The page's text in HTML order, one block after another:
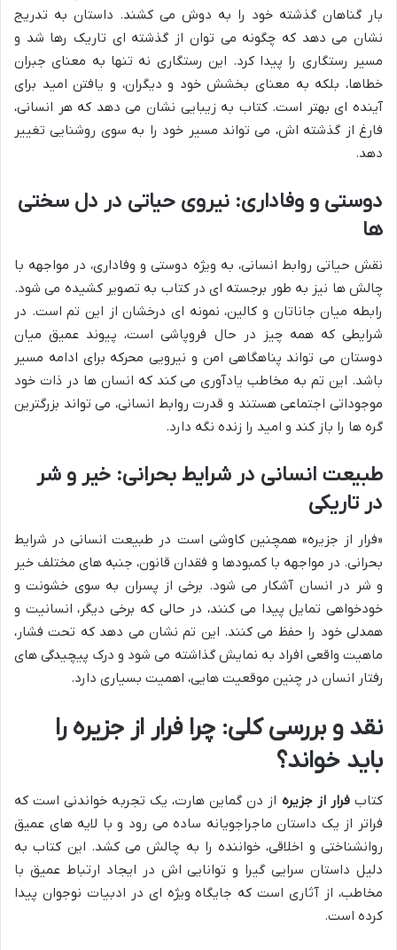
بار گناهان گذشته خود را به دوش می کشند. داستان به تدریج
نشان می دهد که چگونه می توان از گذشته ای تاریک رها شد و
مسیر رستگاری را پیدا کرد. این رستگاری نه تنها به معنای جبران
خطاها، بلکه به معنای بخشش خود و دیگران، و یافتن امید برای
آینده ای بهتر است. کتاب به زیبایی نشان می دهد که هر انسانی،
فارغ از گذشته اش، می تواند مسیر خود را به سوی روشنایی تغییر
دهد.
دوستی و وفاداری: نیروی حیاتی در دل سختی
ها
نقش حیاتی روابط انسانی، به ویژه دوستی و وفاداری، در مواجهه با
چالش ها نیز به طور برجسته ای در کتاب به تصویر کشیده می شود.
رابطه میان جاناتان و کالین، نمونه ای درخشان از این تم است. در
شرایطی که همه چیز در حال فروپاشی است، پیوند عمیق میان
دوستان می تواند پناهگاهی امن و نیرویی محرکه برای ادامه مسیر
باشد. این تم به مخاطب یادآوری می کند که انسان ها در ذات خود
موجوداتی اجتماعی هستند و قدرت روابط انسانی، می تواند بزرگترین
گره ها را باز کند و امید را زنده نگه دارد.
طبیعت انسانی در شرایط بحرانی: خیر و شر
در تاریکی
«فرار از جزیره» همچنین کاوشی است در طبیعت انسانی در شرایط
بحرانی. در مواجهه با کمبودها و فقدان قانون، جنبه های مختلف خیر
و شر در انسان آشکار می شود. برخی از پسران به سوی خشونت و
خودخواهی تمایل پیدا می کنند، در حالی که برخی دیگر، انسانیت و
همدلی خود را حفظ می کنند. این تم نشان می دهد که تحت فشار،
ماهیت واقعی افراد به نمایش گذاشته می شود و درک پیچیدگی های
رفتار انسان در چنین موقعیت هایی، اهمیت بسیاری دارد.
نقد و بررسی کلی: چرا فرار از جزیره را
باید خواند؟
کتابفرار از جزیره از دن گماین هارت، یک تجربه خواندنی است که
فراتر از یک داستان ماجراجویانه ساده می رود و با لایه های عمیق
روانشناختی و اخلاقی، خواننده را به چالش می کشد. این کتاب به
دلیل داستان سرایی گیرا و توانایی اش در ایجاد ارتباط عمیق با
مخاطب، از آثاری است که جایگاه ویژه ای در ادبیات نوجوان پیدا
کرده است.